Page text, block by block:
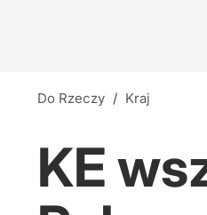
Do Rzeczy / Kraj
KE